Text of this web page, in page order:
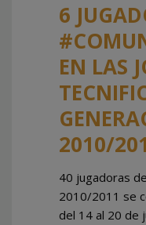
6
EN LAS
2010/
40 jugadoras
2010/2011 se
del 14 al 20 de